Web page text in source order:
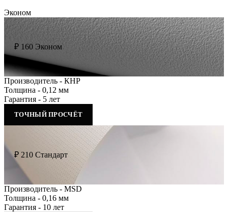
Эконом
₽ 160 Эконом
Производитель - КНР
Толщина - 0,12 мм
Гарантия - 5 лет
ТОЧНЫЙ ПРОСЧЁТ
₽ 210 Стандарт
Производитель - MSD
Толщина - 0,16 мм
Гарантия - 10 лет